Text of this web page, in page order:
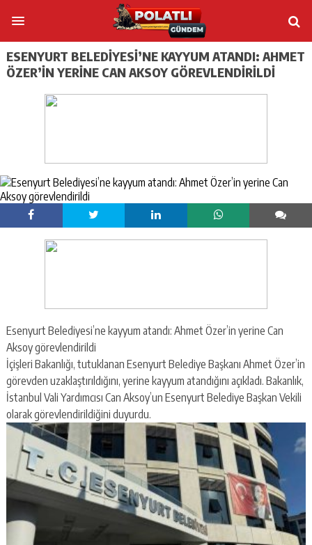
ESENYURT BELEDIYESI’NE KAYYUM ATANDI: AHMET
ÖZER’IN YERINE CAN AKSOY GÖREVLENDIRILDI
Esenyurt Belediyesi’ne kayyum atandı: Ahmet Özer’in yerine Can
Aksoy görevlendirildi
İçişleri Bakanlığı, tutuklanan Esenyurt Belediye Başkanı Ahmet Özer’in
görevden uzaklaştırıldığını, yerine kayyum atandığını açıkladı. Bakanlık,
İstanbul Vali Yardımcısı Can Aksoy’un Esenyurt Belediye Başkan Vekili
olarak görevlendirildiğini duyurdu.